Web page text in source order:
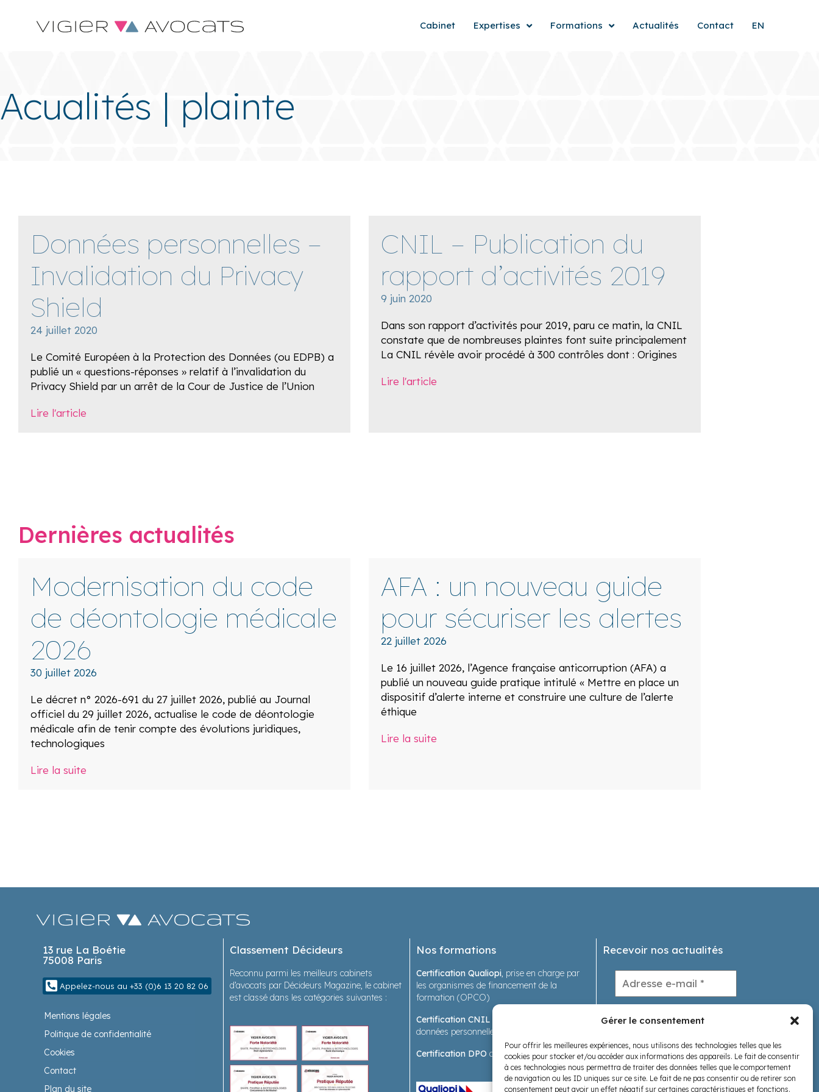
Gérer le consentement
Pour offrir les meilleures expériences, nous utilisons des technologies telles que les
cookies pour stocker et/ou accéder aux informations des appareils. Le fait de consentir
à ces technologies nous permettra de traiter des données telles que le comportement
de navigation ou les ID uniques sur ce site. Le fait de ne pas consentir ou de retirer son
consentement peut avoir un effet négatif sur certaines caractéristiques et fonctions.
Cabinet Expertises Formations Actualités Contact EN
Acualités | plainte
Données personnelles –
Invalidation du Privacy
Shield
24 juillet 2020
Le Comité Européen à la Protection des Données (ou EDPB) a
publié un « questions-réponses » relatif à l’invalidation du
Privacy Shield par un arrêt de la Cour de Justice de l’Union
Lire l'article
CNIL – Publication du
rapport d’activités 2019
9 juin 2020
Dans son rapport d’activités pour 2019, paru ce matin, la CNIL
constate que de nombreuses plaintes font suite principalement
La CNIL révèle avoir procédé à 300 contrôles dont : Origines
Lire l'article
Dernières actualités
Modernisation du code
de déontologie médicale
2026
30 juillet 2026
Le décret n° 2026-691 du 27 juillet 2026, publié au Journal
officiel du 29 juillet 2026, actualise le code de déontologie
médicale afin de tenir compte des évolutions juridiques,
technologiques
Lire la suite
AFA : un nouveau guide
pour sécuriser les alertes
22 juillet 2026
Le 16 juillet 2026, l’Agence française anticorruption (AFA) a
publié un nouveau guide pratique intitulé « Mettre en place un
dispositif d’alerte interne et construire une culture de l’alerte
éthique
Lire la suite
13 rue La Boétie
75008 Paris
Appelez-nous au +33 (0)6 13 20 82 06
Mentions légales
Politique de confidentialité
Cookies
Contact
Plan du site
Classement Décideurs
Reconnu parmi les meilleurs cabinets
d’avocats par Décideurs Magazine, le cabinet
est classé dans les catégories suivantes :
Nos formations
Certification Qualiopi, prise en charge par
les organismes de financement de la
formation (OPCO)
Certification CNIL
données personnelles en santé
Certification DPO des formatrices
Recevoir nos actualités
Nous suivre